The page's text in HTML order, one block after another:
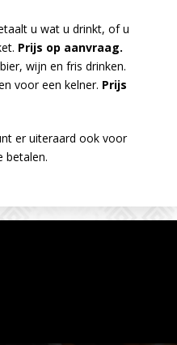
u wat u drinkt, of u
Prijs op aanvraag.
wijn en fris drinken.
voor een kelner. Prijs
er uiteraard ook voor
betalen.